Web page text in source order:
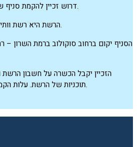
דרוש זכיין להקמת סניף של רשת חנויות טבע ותבלינים.
הרשת היא רשת וותיקה ומובילה בתחומה בישראל.
הסניף יקום ברחוב סוקולוב ברמת השרון –
הזכיין יקבל הכשרה על חשבון
תוכניות של הרשת. עלות הקמה מעורכת של 175,000 ש"ח.